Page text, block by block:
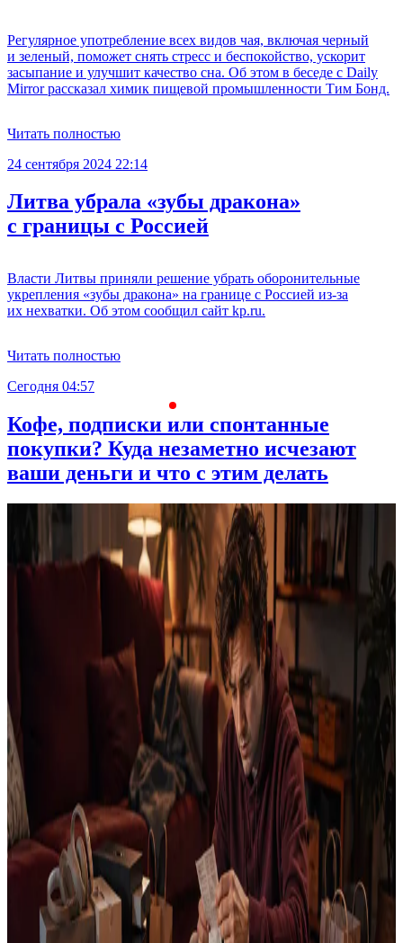
Регулярное употребление всех видов чая, включая черный
и зеленый, поможет снять стресс и беспокойство, ускорит
засыпание и улучшит качество сна. Об этом в беседе с Daily
Mirror рассказал химик пищевой промышленности Тим Бонд.
Читать полностью
24 сентября 2024 22:14
Литва убрала «зубы дракона»
с границы с Россией
Власти Литвы приняли решение убрать оборонительные
укрепления «зубы дракона» на границе с Россией из-за
их нехватки. Об этом сообщил сайт kp.ru.
Читать полностью
Сегодня 04:57
Кофе, подписки или спонтанные
покупки? Куда незаметно исчезают
ваши деньги и что с этим делать